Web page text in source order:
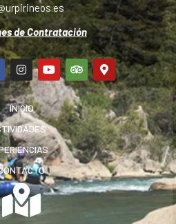
de Contratación
INICIO